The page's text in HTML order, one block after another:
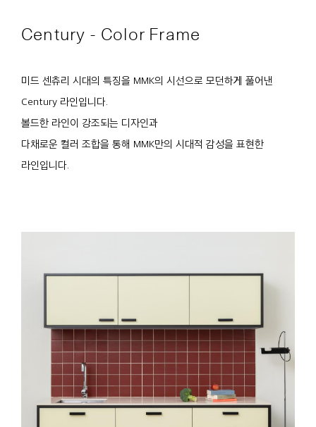
Century - Color Frame
미드 센츄리 시대의 특징을 MMK의 시선으로 모던하게 풀어낸
Century 라인입니다.
볼드한 라인이 강조되는 디자인과
다채로운 컬러 조합을 통해 MMK만의 시대적 감성을 표현한
라인입니다.